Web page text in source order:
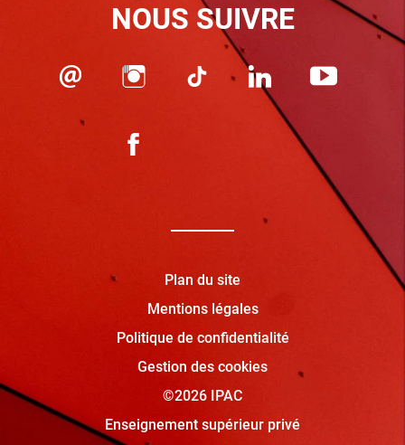
NOUS SUIVRE
Plan du site
Mentions légales
Politique de confidentialité
Gestion des cookies
©2026 IPAC
Enseignement supérieur privé